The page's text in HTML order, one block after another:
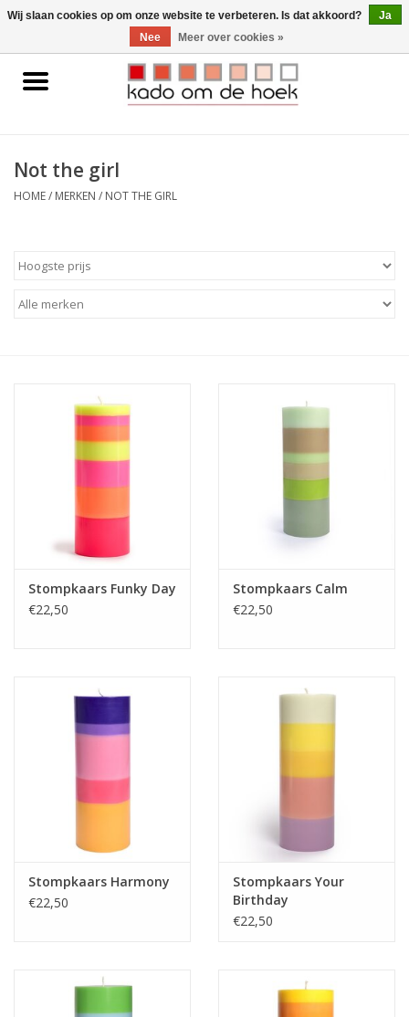
0 Artikelen - €0,00
Home
Gadgets
Not the girl
HOME/ MERKEN / NOT THE GIRL
Stompkaars Funky Day
€22,50
Stompkaars Calm
€22,50
Stompkaars Harmony
€22,50
Stompkaars Your
Birthday
€22,50
Wij slaan cookies op om onze website te verbeteren. Is dat akkoord?
Ja
Nee
Meer over cookies »